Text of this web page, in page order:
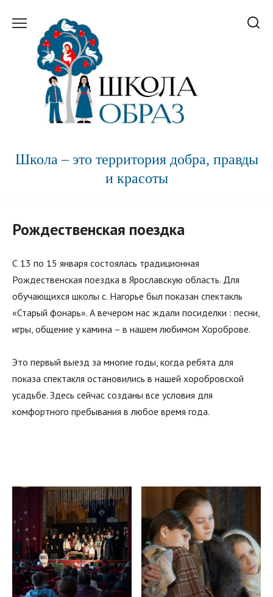
содержанию
Школа – это территория добра, правды
и красоты
Рождественская поездка
С 13 по 15 января состоялась традиционная
Рождественская поездка в Ярославскую область. Для
обучающихся школы с. Нагорье был показан спектакль
«Старый фонарь». А вечером нас ждали посиделки : песни,
игры, общение у камина – в нашем любимом Хороброве.
Это первый выезд за многие годы, когда ребята для
показа спектакля остановились в нашей хоробровской
усадьбе. Здесь сейчас созданы все условия для
комфортного пребывания в любое время года.